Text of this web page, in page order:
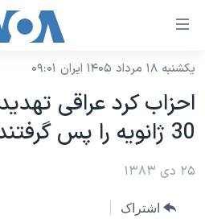
لینکهای
دسترسی
جهش
محتوای
اصلی
نسخه سبک وب‌سایت
موضوع ها
ایران
آمریکا
برنامه های تلویزیونی
جدول برنامه ها
یکشنبه ۱۸ مرداد ۱۴۰۵ ایران ۰۹:۰۱
احزاب کرد عراقی
30 ژانويه را پس گرفتند - 2005-01-14
۲۵ دی ۱۳۸۳
اشتراک